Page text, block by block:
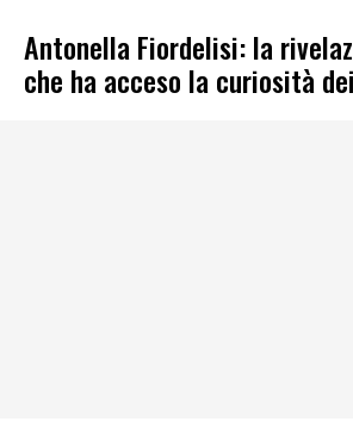
Antonella Fiordelisi: la
che ha acceso la curiosità